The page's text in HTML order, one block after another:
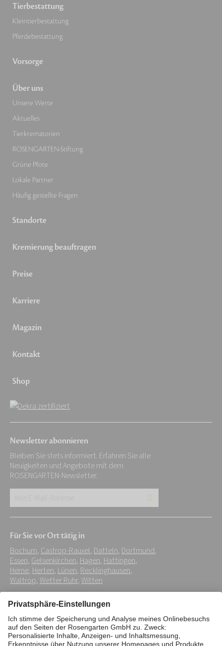
Tierbestattung
Kleintierbestattung
Pferdebestattung
Vorsorge
Über uns
Unsere Werte
Aktuelles
Tierkrematorien
ROSENGARTEN-Stiftung
Grüne Pfote
Lokale Partner
Häufig gestellte Fragen
Standorte
Kremierung beauftragen
Preise
Karriere
Magazin
Kontakt
Shop
Newsletter abonnieren
Bleiben Sie stets informiert. Erfahren Sie alle
Neuigkeiten und Angebote mit dem
ROSENGARTEN-Newsletter.
E-
Adresse:
*
Für Sie vor Ort tätig in
Bochum, Castrop-Rauxel, Datteln, Dortmund,
Essen, Gelsenkirchen, Hagen, Hattingen,
Herne, Herten, Lünen, Recklinghausen,
Waltrop,Wetter Ruhr,Witten
Impressum Datenschutz
Stiftung
Interne Meldestelle
Zahlungsmittel